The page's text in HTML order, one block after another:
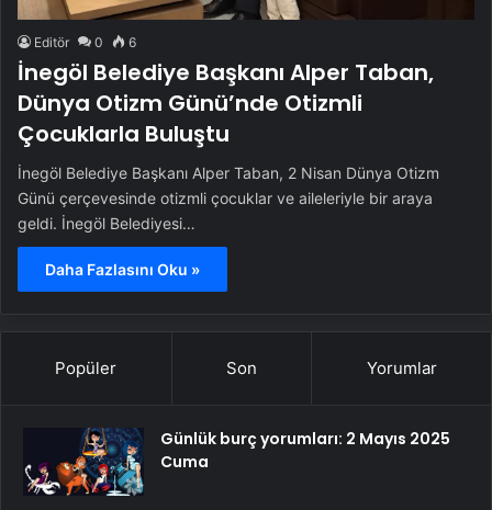
Editör 0 6
İnegöl Belediye Başkanı Alper Taban,
Dünya Otizm Günü’nde Otizmli
Çocuklarla Buluştu
İnegöl Belediye Başkanı Alper Taban, 2 Nisan Dünya Otizm
Günü çerçevesinde otizmli çocuklar ve aileleriyle bir araya
geldi. İnegöl Belediyesi…
Daha Fazlasını Oku »
Popüler Son Yorumlar
Günlük burç yorumları: 2 Mayıs 2025
Cuma